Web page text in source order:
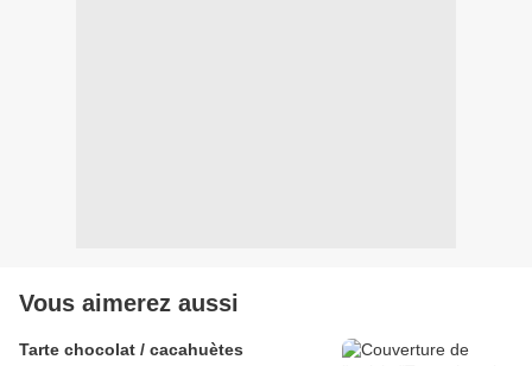
Vous aimerez aussi
Tarte chocolat / cacahuètes